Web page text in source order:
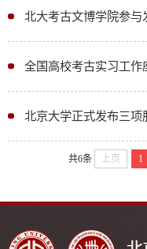
北大考古文博学院参与发掘的广
全国高校考古实习工
北京大学正式发布三项服务“
共6条 上页 1